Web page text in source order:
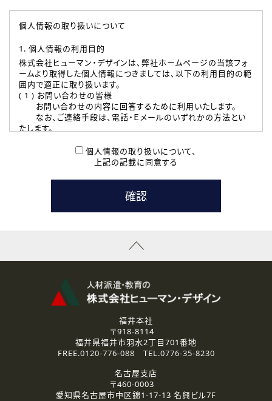
個人情報の取り扱いについて
1. 個人情報の利用目的
株式会社ヒューマン・デザインは、弊社ホームページの当該フォ
ームより取得した個人情報につきましては、以下の利用目的の範
囲内で適正に取り扱います。
( 1 ) お問い合わせの皆様
お問い合わせの内容に回答するために利用いたします。
なお、ご連絡手段は、電話・Ｅメールのいずれかの方法とい
たします。
本登録に関するご連絡および本登録時の参考情報として利
たします。
( 3 ) スタッフ派遣を検討されている企業の皆様
お問い合わせの内容に回答するために利用いたします。
なお、ご連絡手段は、電話・Ｅメールのいずれかの方法とい
資料送付、受講相談に関するご連絡のために利用いたしま
その他、お問い合わせの内容に回答するために利用いたし
なお、ご連絡手段は、電話・Ｅメールのいずれかの方法とい
2.個人情報の第三者提供
ご提供いただいた個人情報は、法令等の規定に従う場合を除き、
3.個人情報の取り扱いの委託
弊社の定める個人情報保護の評価基準を満たした委託先に、個
個人情報の取り扱いについて、
上記の記載に同意する
福井本社
〒918-8114
福井県福井市羽水2丁目701番地
FREE.0120-776-088 TEL.0776-35-8230
名古屋支店
〒460-0003
愛知県名古屋市中区錦1-17-13 名興ビル7F